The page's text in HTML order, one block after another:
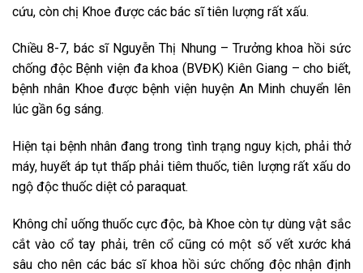
cứu, còn chị Khoe được các bác sĩ tiên lượng rất xấu.
Chiều 8-7, bác sĩ Nguyễn Thị Nhung – Trưởng khoa hồi sức
chống độc Bệnh viện đa khoa (BVĐK) Kiên Giang – cho biết,
bệnh nhân Khoe được bệnh viện huyện An Minh chuyển lên
lúc gần 6g sáng.
Hiện tại bệnh nhân đang trong tình trạng nguy kịch, phải thở
máy, huyết áp tụt thấp phải tiêm thuốc, tiên lượng rất xấu do
ngộ độc thuốc diệt cỏ paraquat.
Không chỉ uống thuốc cực độc, bà Khoe còn tự dùng vật sắc
cắt vào cổ tay phải, trên cổ cũng có một số vết xước khá
sâu cho nên các bác sĩ khoa hồi sức chống độc nhận định